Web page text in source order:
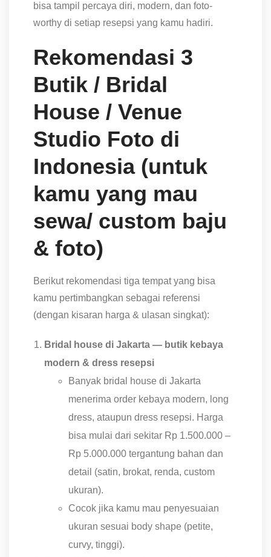
bisa tampil percaya diri, modern, dan foto-
worthy di setiap resepsi yang kamu hadiri.
Rekomendasi 3
Butik / Bridal
House / Venue
Studio Foto di
Indonesia (untuk
kamu yang mau
sewa/ custom baju
& foto)
Berikut rekomendasi tiga tempat yang bisa
kamu pertimbangkan sebagai referensi
(dengan kisaran harga & ulasan singkat):
Bridal house di Jakarta — butik kebaya
modern & dress resepsi
Banyak bridal house di Jakarta
menerima order kebaya modern, long
dress, ataupun dress resepsi. Harga
bisa mulai dari sekitar Rp 1.500.000 –
Rp 5.000.000 tergantung bahan dan
detail (satin, brokat, renda, custom
ukuran).
Cocok jika kamu mau penyesuaian
ukuran sesuai body shape (petite,
curvy, tinggi).